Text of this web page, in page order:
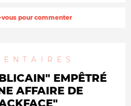
pour commenter
EMPÊTRÉ
AFFAIRE DE